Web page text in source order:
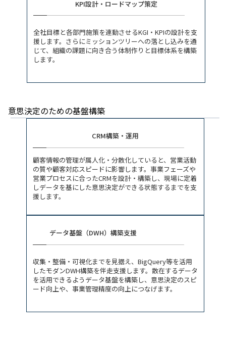
KPI設計・ロードマップ策定
全社目標と各部門施策を連動させるKGI・KPIの設計を支
援します。さらにミッションツリーへの落とし込みを通
じて、組織の課題に向き合う体制作りと目標体系を構築
します。
意思決定のための基盤構築
CRM構築・運用
顧客情報の管理が属人化・分散化していると、営業活動
の質や顧客対応スピードに影響します。事業フェーズや
営業プロセスに合ったCRMを設計・構築し、現場に定着
しデータを基にした意思決定ができる状態するまでを支
援します。
データ基盤（DWH）構築支援
収集・整備・可視化までを見据え、BigQuery等を活用
したモダンDWH構築を伴走支援します。散在するデータ
を活用できるようデータ基盤を構築し、意思決定のスピ
ード向上や、事業管理精度の向上につなげます。